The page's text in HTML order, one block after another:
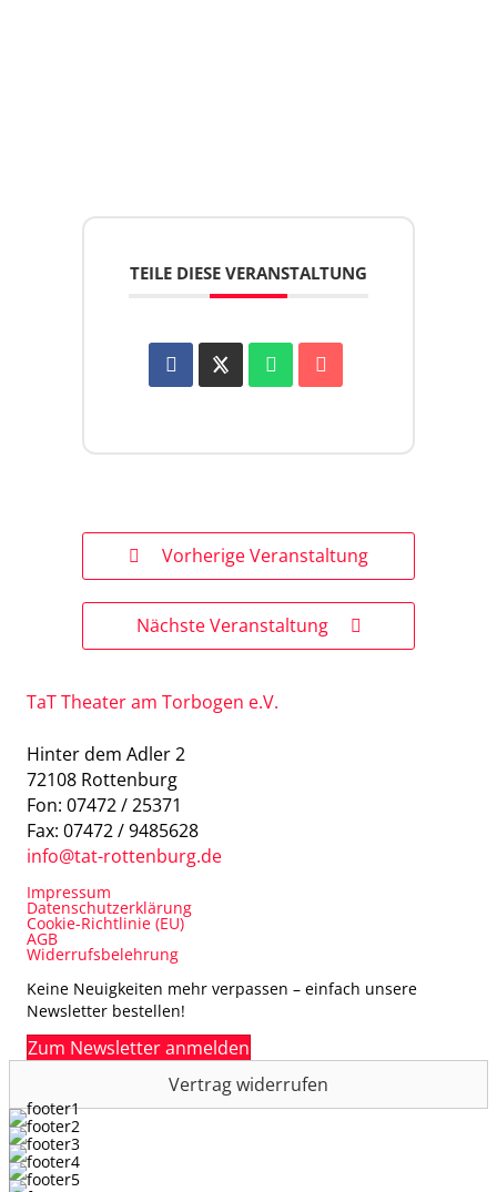
TEILE DIESE VERANSTALTUNG
Vorherige Veranstaltung
Nächste Veranstaltung
TaT Theater am Torbogen e.V.
Hinter dem Adler 2
72108 Rottenburg
Fon: 07472 / 25371
Fax: 07472 / 9485628
info@tat-rottenburg.de
Impressum
Datenschutzerklärung
Cookie-Richtlinie (EU)
AGB
Widerrufsbelehrung
Keine Neuigkeiten mehr verpassen – einfach unsere
Newsletter bestellen!
Zum Newsletter anmelden
Vertrag widerrufen